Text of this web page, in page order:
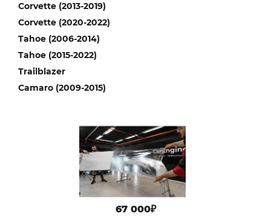
Camaro (2009-2015)
Corvette (2013-2019)
Corvette (2020-2022)
Tahoe (2006-2014)
Tahoe (2015-2022)
Trailblazer
67 000₽